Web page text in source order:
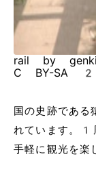
rail by
C BY-SA
国の史跡である
れています。1
手軽に観光を楽